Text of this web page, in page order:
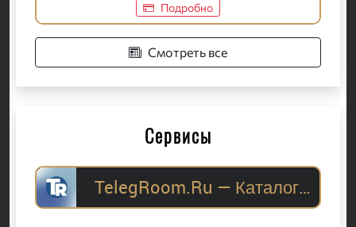
Подробно
Смотреть все
Сервисы
TelegRoom.Ru — Каталог Telegram-каналов для